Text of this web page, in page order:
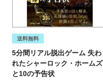
送料無料
5分間リアル脱出ゲーム 失わ
れたシャーロック・ホームズ
と10の予告状